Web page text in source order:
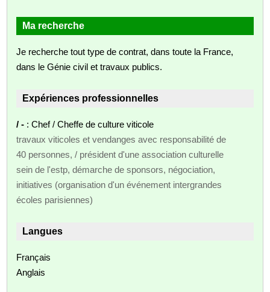
Ma recherche
Je recherche tout type de contrat, dans toute la France,
dans le Génie civil et travaux publics.
Expériences professionnelles
/ - : Chef / Cheffe de culture viticole
travaux viticoles et vendanges avec responsabilité de
40 personnes, / président d'une association culturelle
sein de l'estp, démarche de sponsors, négociation,
initiatives (organisation d'un événement intergrandes
écoles parisiennes)
Langues
Français
Anglais